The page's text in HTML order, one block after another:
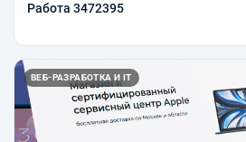
Работа 3472395
ВЕБ-РАЗРАБОТКА И IT